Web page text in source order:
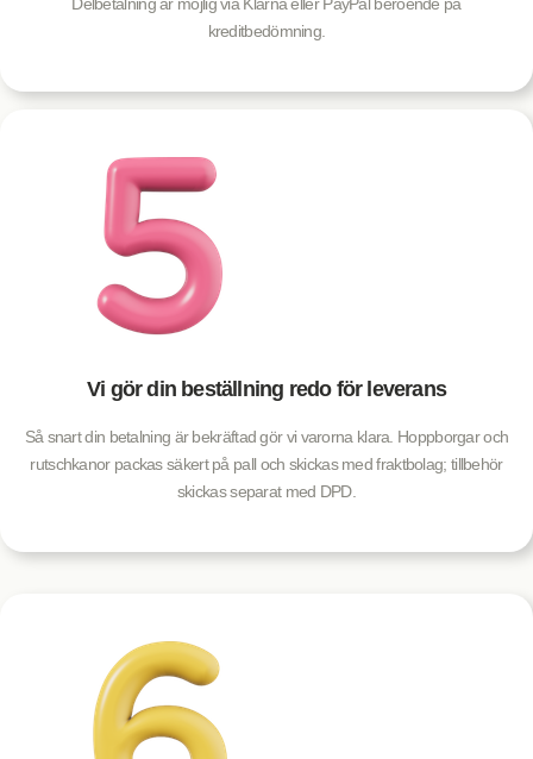
kreditbedömning.
Vi gör din beställning redo för leverans
Så snart din betalning är bekräftad gör vi varorna klara. Hoppborgar och
rutschkanor packas säkert på pall och skickas med fraktbolag; tillbehör
skickas separat med DPD.